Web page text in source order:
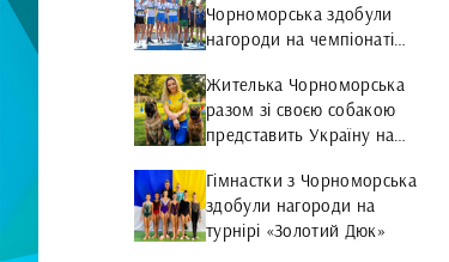
Чорноморська здобули
нагороди на чемпіонаті
байдарках і каное
Жителька Чорноморська
разом зі своєю собакою
представить Україну на
світу з Rally Obedience
Гімнастки з Чорноморська
здобули нагороди на
турнірі «Золотий Дюк»